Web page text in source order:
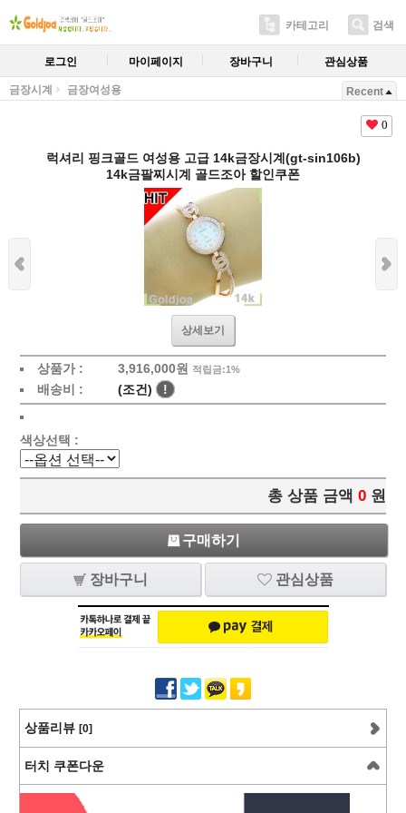
카테고리 검색
로그인 마이페이지 장바구니 관심상품
금장시계 금장여성용 Recent
0
럭셔리 핑크골드 여성용 고급 14k금장시계(gt-sin106b)
14k금팔찌시계 골드조아 할인쿠폰
상세보기
상품가 : 3,916,000원 적립금:1%
배송비 : (조건) !
색상선택 :
총 상품 금액 0 원
구매하기
장바구니 관심상품
상품리뷰 [0]
터치 쿠폰다운